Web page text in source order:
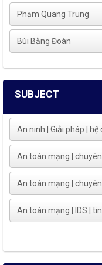
Phạm Quang Trung
Bùi Bằng Đoàn
SUBJECT
An ninh | Giải pháp | hệ
An toàn mạng | chuyên
An toàn mạng | chuyên
An toàn mạng | IDS |